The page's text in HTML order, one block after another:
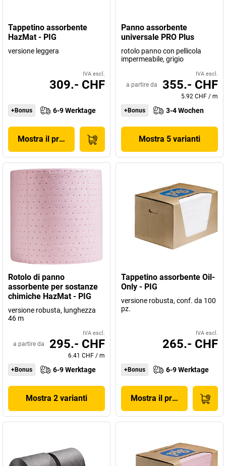
Tappetino assorbente
HazMat - PIG
versione leggera
IVA escl.
309.- CHF
+Bonus 6-9 Werktage
Mostra il prodotto
Panno assorbente
universale PRO Plus
rotolo panno con pellicola
impermeabile, grigio
IVA escl.
a partire da 355.- CHF
5.92 CHF / m
+Bonus
3-4 Wochen
Mostra 5 varianti
Rotolo di panno
assorbente per sostanze
chimiche HazMat - PIG
versione robusta, lunghezza
46 m
IVA escl.
a partire da 295.- CHF
6.41 CHF / m
+Bonus
6-9 Werktage
Mostra 2 varianti
Tappetino assorbente Oil-
Only - PIG
versione robusta, conf. da 100
pz.
IVA escl.
265.- CHF
+Bonus 6-9 Werktage
Mostra il prodotto